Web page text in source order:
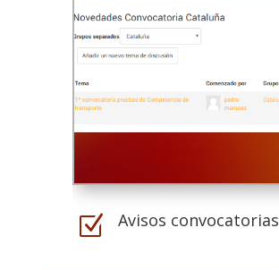
Z Avisos convocatorias